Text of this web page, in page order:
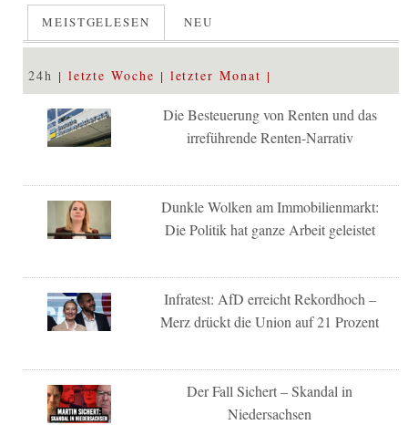
MEISTGELESEN NEU
24h letzte Woche letzter Monat
Die Besteuerung von Renten und das
irreführende Renten-Narrativ
Dunkle Wolken am Immobilienmarkt:
Die Politik hat ganze Arbeit geleistet
Infratest: AfD erreicht Rekordhoch –
Merz drückt die Union auf 21 Prozent
Der Fall Sichert – Skandal in
Niedersachsen